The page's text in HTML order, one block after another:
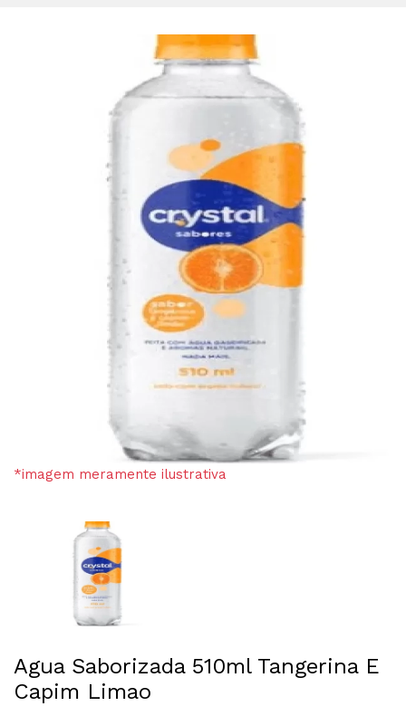
*imagem meramente ilustrativa
Agua Saborizada 510ml Tangerina E
Capim Limao